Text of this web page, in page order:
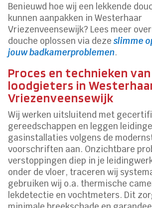
Benieuwd hoe wij een lekkende
kunnen aanpakken in Westerhaar
Vriezenveensewijk? Lees meer
douche oplossen via dezeslimme
jouw badkamerproblemen.
Proces en technieken van
loodgieters in
Vriezenveensewijk
Wij werken uitsluitend met
gereedschappen en leggen
gasinstallaties volgens de
voorschriften aan. Onzichtbare
verstoppingen diep in je
onder de vloer, traceren wij
gebruiken wij o.a. thermische
lekdetectie en vochtmeters. Dit